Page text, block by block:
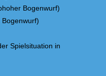
Bogenwurf)
Spielsituation in